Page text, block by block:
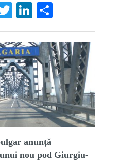
TwitterLinkedIn
anunță
nou pod Giurgiu-